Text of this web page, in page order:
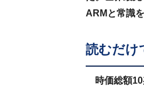
ARMと常識
読むだけ
時価総額